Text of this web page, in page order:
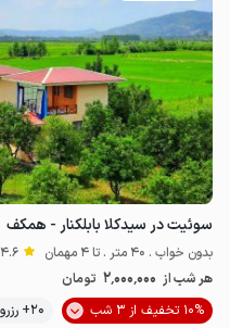
سوئیت در سیدکلا بابلکنار - همکف
بدون خواب . 40 متر . تا 4 مهمان 4.6
هر شب از 2٬000٬000 تومان
10% تخفیف از 3 شب
20+ رزرو موفق